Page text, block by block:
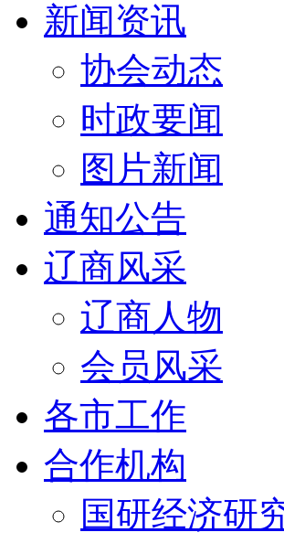
新闻资讯
协会动态
时政要闻
图片新闻
通知公告
辽商风采
辽商人物
会员风采
各市工作
合作机构
国研经济研